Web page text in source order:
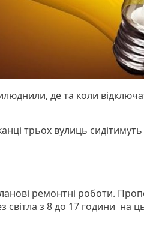
де та коли
трьох вулиць сидітимуть
ремонтні роботи.
світла з 8 до 17 години на